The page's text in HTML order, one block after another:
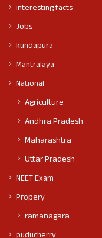
interesting facts
Jobs
kundapura
Mantralaya
National
Agriculture
Andhra Pradesh
Maharashtra
Uttar Pradesh
NEET Exam
Propery
ramanagara